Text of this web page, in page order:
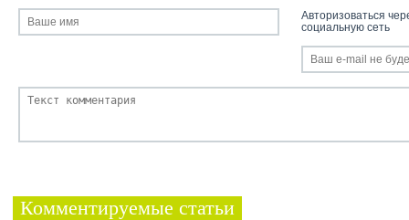
Авторизоваться
социальную сеть
Комментируемые статьи